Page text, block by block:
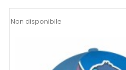
Non disponibile